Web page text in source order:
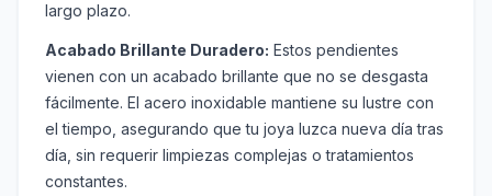
largo plazo.
Acabado Brillante Duradero: Estos pendientes
vienen con un acabado brillante que no se desgasta
fácilmente. El acero inoxidable mantiene su lustre con
el tiempo, asegurando que tu joya luzca nueva día tras
día, sin requerir limpiezas complejas o tratamientos
constantes.